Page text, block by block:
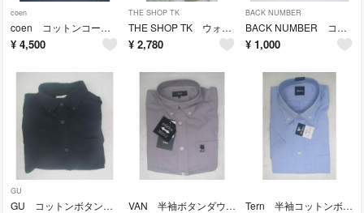
coen
coen コットンコート L 未使用タグ付き
¥ 4,500
THE SHOP TK
THE SHOP TK ウォッシャブルジャケット XL 未使用タグ付き
¥ 2,780
BACK NUMBER
BACK NUMBER コットンシャツ L
¥ 1,000
GU
GU コットンボタンダウンシャツ L VAN 半袖ボタンダウンシャツ M 未使用タグ付き Tern 半袖コットンボタンダウンシャツ M 未使用タグ付き